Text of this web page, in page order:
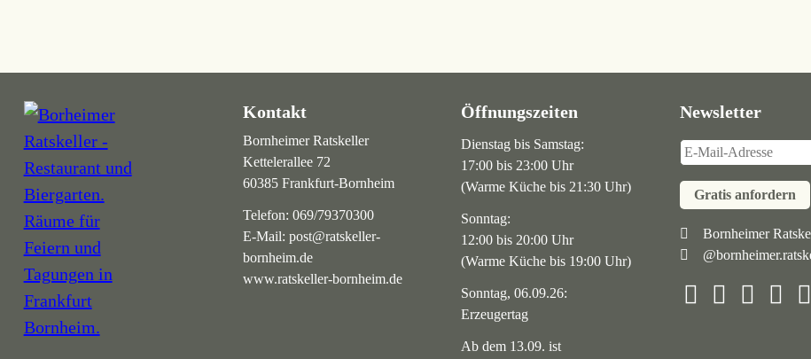
Kontakt
Bornheimer Ratskeller
Kettelerallee 72
60385 Frankfurt-Bornheim
Telefon: 069/79370300
E-Mail: post@ratskeller-
bornheim.de
www.ratskeller-bornheim.de
Öffnungszeiten
Dienstag bis Samstag:
17:00 bis 23:00 Uhr
(Warme Küche bis 21:30 Uhr)
Sonntag:
12:00 bis 20:00 Uhr
(Warme Küche bis 19:00 Uhr)
Sonntag, 06.09.26:
Erzeugertag
Ab dem 13.09. ist
Newsletter
Gratis anfordern
Navigation
überspringen
Bornheimer